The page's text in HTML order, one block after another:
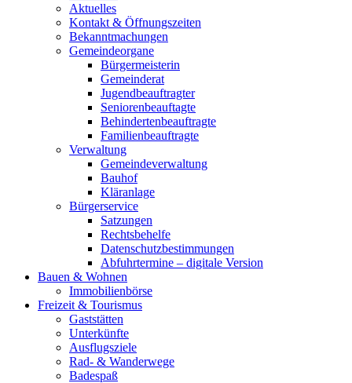
Aktuelles
Kontakt & Öffnungszeiten
Bekanntmachungen
Gemeindeorgane
Bürgermeisterin
Gemeinderat
Jugendbeauftragter
Seniorenbeauftagte
Behindertenbeauftragte
Familienbeauftragte
Verwaltung
Gemeindeverwaltung
Bauhof
Kläranlage
Bürgerservice
Satzungen
Rechtsbehelfe
Datenschutzbestimmungen
Abfuhrtermine – digitale Version
Bauen & Wohnen
Immobilienbörse
Freizeit & Tourismus
Gaststätten
Unterkünfte
Ausflugsziele
Rad- & Wanderwege
Badespaß